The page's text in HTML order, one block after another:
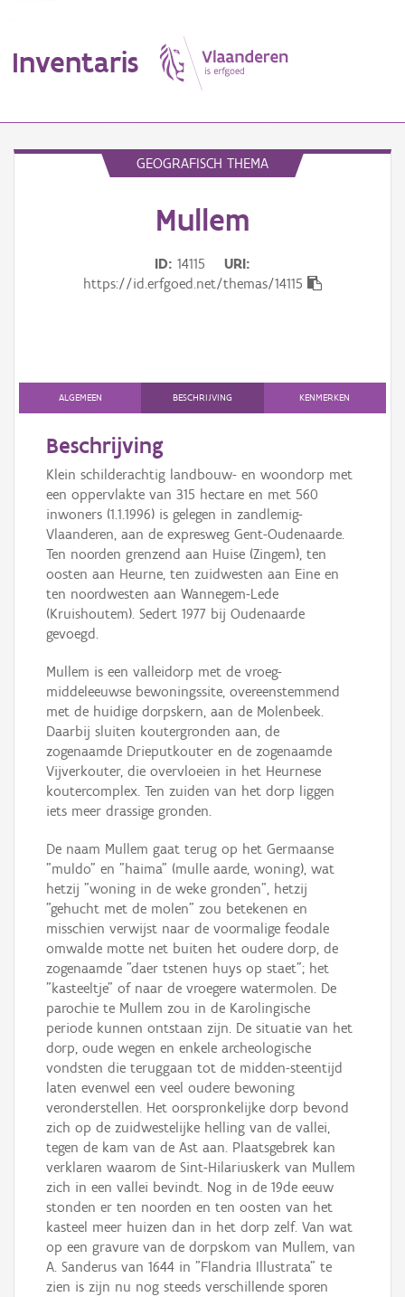
Inventaris
Persoon of collectief
Downloads
Hergebruik
Aanmelden
GEOGRAFISCH THEMA
Mullem
ID 14115
URI
https://id.erfgoed.net/themas/14115
ALGEMEEN BESCHRIJVING KENMERKEN
Beschrijving
Klein schilderachtig landbouw- en woondorp met
een oppervlakte van 315 hectare en met 560
inwoners (1.1.1996) is gelegen in zandlemig-
Vlaanderen, aan de expresweg Gent-Oudenaarde.
Ten noorden grenzend aan Huise (Zingem), ten
oosten aan Heurne, ten zuidwesten aan Eine en
ten noordwesten aan Wannegem-Lede
(Kruishoutem). Sedert 1977 bij Oudenaarde
gevoegd.
Mullem is een valleidorp met de vroeg-
middeleeuwse bewoningssite, overeenstemmend
met de huidige dorpskern, aan de Molenbeek.
Daarbij sluiten koutergronden aan, de
zogenaamde Drieputkouter en de zogenaamde
Vijverkouter, die overvloeien in het Heurnese
koutercomplex. Ten zuiden van het dorp liggen
iets meer drassige gronden.
De naam Mullem gaat terug op het Germaanse
"muldo" en "haima" (mulle aarde, woning), wat
hetzij "woning in de weke gronden", hetzij
"gehucht met de molen" zou betekenen en
misschien verwijst naar de voormalige feodale
omwalde motte net buiten het oudere dorp, de
zogenaamde "daer tstenen huys op staet"; het
"kasteeltje" of naar de vroegere watermolen. De
parochie te Mullem zou in de Karolingische
periode kunnen ontstaan zijn. De situatie van het
dorp, oude wegen en enkele archeologische
vondsten die teruggaan tot de midden-steentijd
laten evenwel een veel oudere bewoning
veronderstellen. Het oorspronkelijke dorp bevond
zich op de zuidwestelijke helling van de vallei,
tegen de kam van de Ast aan. Plaatsgebrek kan
verklaren waarom de Sint-Hilariuskerk van Mullem
zich in een vallei bevindt. Nog in de 19de eeuw
stonden er ten noorden en ten oosten van het
kasteel meer huizen dan in het dorp zelf. Van wat
op een gravure van de dorpskom van Mullem, van
A. Sanderus van 1644 in "Flandria Illustrata" te
zien is zijn nu nog steeds verschillende sporen